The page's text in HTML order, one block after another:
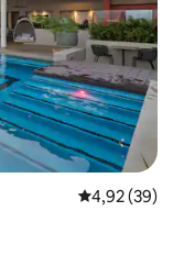
Note
4,92 (39)